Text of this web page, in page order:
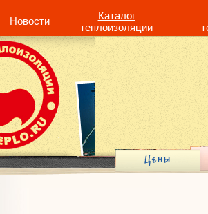
Новости
Каталог
теплоизоляции